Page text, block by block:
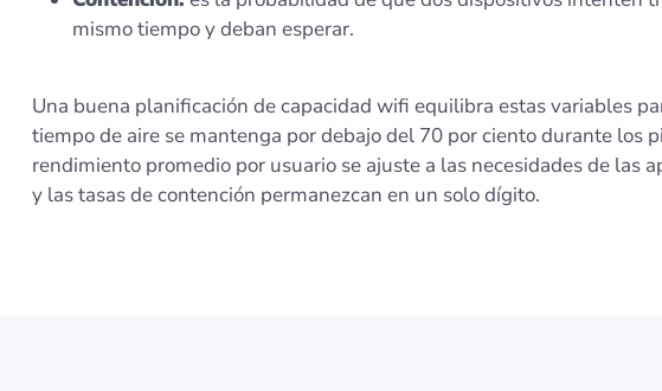
mismo tiempo y deban esperar.
Una buena planificación de capacidad wifi equilibra estas variables
tiempo de aire se mantenga por debajo del 70 por ciento durante los
rendimiento promedio por usuario se ajuste a las necesidades de las
y las tasas de contención permanezcan en un solo dígito.